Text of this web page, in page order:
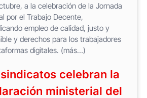
a la celebración de la Jornada
por el Trabajo Decente,
empleo de calidad, justo y
y derechos para los trabajadores
digitales. (más…)
celebran la
ministerial del